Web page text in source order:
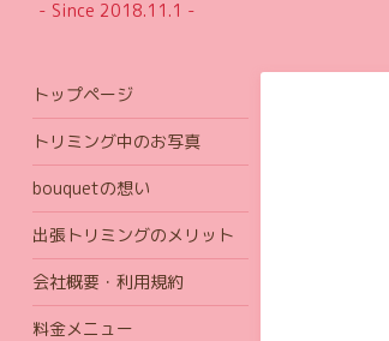
- Since 2018.11.1 -
トップページ
トリミング中のお写真
bouquetの想い
出張トリミングのメリット
会社概要・利用規約
料金メニュー